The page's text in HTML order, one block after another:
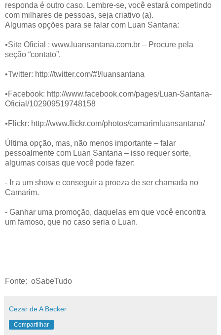
responda é outro caso. Lembre-se, você estará competindo
com milhares de pessoas, seja criativo (a).
Algumas opções para se falar com Luan Santana:
•Site Oficial : www.luansantana.com.br – Procure pela
seção “contato”.
•Twitter: http://twitter.com/#!/luansantana
•Facebook: http://www.facebook.com/pages/Luan-Santana-
Oficial/102909519748158
•Flickr: http://www.flickr.com/photos/camarimluansantana/
Última opção, mas, não menos importante – falar
pessoalmente com Luan Santana – isso requer sorte,
algumas coisas que você pode fazer:
- Ir a um show e conseguir a proeza de ser chamada no
Camarim.
- Ganhar uma promoção, daquelas em que você encontra
um famoso, que no caso seria o Luan.
Fonte: oSabeTudo
Cezar de A Becker
Compartilhar